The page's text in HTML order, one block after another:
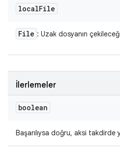
localFile
File : Uzak dosyanın
İlerlemeler
boolean
Başarılıysa doğru, aksi takdirde